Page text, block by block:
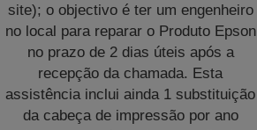
site); o objectivo é ter um engenheiro
no local para reparar o Produto Epson
no prazo de 2 dias úteis após a
recepção da chamada. Esta
assistência inclui ainda 1 substituição
da cabeça de impressão por ano